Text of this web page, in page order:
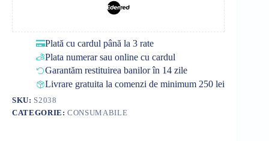
Plată cu cardul până la 3 rate
Plata numerar sau online cu cardul
Garantăm restituirea banilor în 14 zile
Livrare gratuita la comenzi de minimum 250 lei
SKU: S2038
CATEGORIE:CONSUMABILE